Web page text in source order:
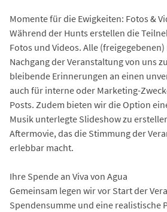
Momente für die Ewigkeiten: Fotos &
Während der Hunts erstellen die
Fotos und Videos. Alle
Nachgang der Veranstaltung von uns
bleibende Erinnerungen an einen
auch für interne oder Marketing-
Posts. Zudem bieten wir die Option
Musik unterlegte Slideshow zu
Aftermovie, das die Stimmung der
erlebbar macht.
Ihre Spende an Viva von Agua
Gemeinsam legen wir vor Start der
Spendensumme und eine realistische